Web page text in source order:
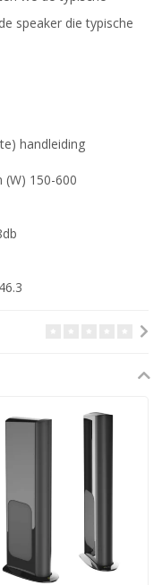
speaker die typische
handleiding
150-600